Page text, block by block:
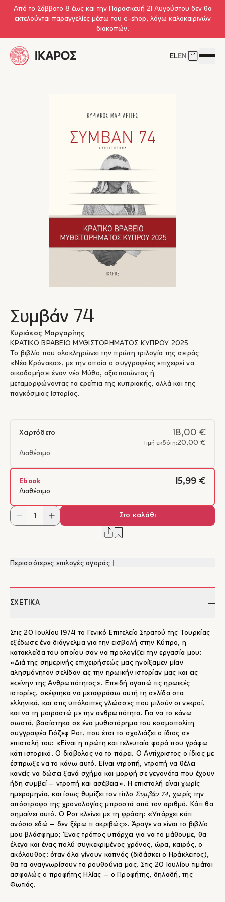
Skip to main content
Από το Σάββατο 8 έως και την Παρασκευή 21 Αυγούστου δεν θα
εκτελούνται παραγγελίες μέσω του e-shop, λόγω καλοκαιρινών
διακοπών.
ELEN Δείτε το
Συμβάν 74
Κυριάκος Μαργαρίτης
ΚΡΑΤΙΚΟ ΒΡΑΒΕΙΟ ΜΥΘΙΣΤΟΡΗΜΑΤΟΣ ΚΥΠΡΟΥ 2025
Το βιβλίο που ολοκληρώνει την πρώτη τριλογία της σειράς
«Νέα Κρόνακα», με την οποία ο συγγραφέας επιχειρεί να
οικοδομήσει έναν νέο Μύθο, αξιοποιώντας ή
μεταμορφώνοντας τα ερείπια της κυπριακής, αλλά και της
παγκόσμιας Ιστορίας.
Χαρτόδετο 18,00 €
Τιμή εκδότη:20,00 €
Διαθέσιμο
Ebook 15,99 €
Διαθέσιμο
Στο καλάθι
Περισσότερες επιλογές αγοράς
ΣΧΕΤΙΚΑ
Στις 20 Ιουλίου 1974 το Γενικό Επιτελείο Στρατού της Τουρκίας
εξέδωσε ένα διάγγελμα για την εισβολή στην Κύπρο, η
κατακλείδα του οποίου σαν να προλογίζει την εργασία μου:
«Διά της σημερινής επιχειρήσεώς μας ηνοίξαμεν μίαν
αλησμόνητον σελίδαν εις την ηρωικήν ιστορίαν μας και εις
εκείνην της Ανθρωπότητος». Επειδή αγαπώ τις ηρωικές
ιστορίες, σκέφτηκα να μεταφράσω αυτή τη σελίδα στα
ελληνικά, και στις υπόλοιπες γλώσσες που μιλούν οι νεκροί,
και να τη μοιραστώ με την ανθρωπότητα. Για να το κάνω
σωστά, βασίστηκα σε ένα μυθιστόρημα του κοσμοπολίτη
συγγραφέα Γιόζεφ Ροτ, που έτσι το σχολιάζει ο ίδιος σε
επιστολή του: «Είναι η πρώτη και τελευταία φορά που γράφω
κάτι ιστορικό. Ο διάβολος να το πάρει. Ο Αντίχριστος ο ίδιος με
έσπρωξε να το κάνω αυτό. Είναι ντροπή, ντροπή να θέλει
κανείς να δώσει ξανά σχήμα και μορφή σε γεγονότα που έχουν
ήδη συμβεί – ντροπή και ασέβεια». Η επιστολή είναι χωρίς
ημερομηνία, και ίσως θυμίζει τον τίτλο Συμβάν 74, χωρίς την
απόστροφο της χρονολογίας μπροστά από τον αριθμό. Κάτι θα
σημαίνει αυτό. Ο Ροτ κλείνει με τη φράση: «Υπάρχει κάτι
ανόσιο εδώ – δεν ξέρω τι ακριβώς». Άραγε να είναι το βιβλίο
μου βλάσφημο; Ένας τρόπος υπάρχει για να το μάθουμε, θα
έλεγα και ένας πολύ συγκεκριμένος χρόνος, ώρα, καιρός, ο
ακόλουθος: όταν όλα γίνουν καπνός (διδάσκει ο Ηράκλειτος),
θα τα αναγνωρίσουν τα ρουθούνια μας. Στις 20 Ιουλίου τιμάται
ασφαλώς ο προφήτης Ηλίας – ο Προφήτης, δηλαδή, της
Φωτιάς.